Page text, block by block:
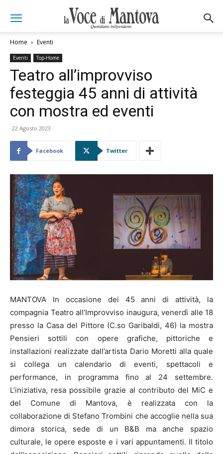
Home Eventi
Eventi Top-Home
Teatro all’improvviso
festeggia 45 anni di attività
con mostra ed eventi
22 Agosto 2023
Facebook Twitter
MANTOVA In occasione dei 45 anni di attività, la
compagnia Teatro all’Improvviso inaugura, venerdì alle 18
presso la Casa del Pittore (C.so Garibaldi, 46) la mostra
Pensieri sottili con opere grafiche, pittoriche e
installazioni realizzate dall’artista Dario Moretti alla quale
si collega un calendario di eventi, spettacoli e
performance, in programma fino al 24 settembre.
L’iniziativa, resa possibile grazie al contributo del MiC e
del Comune di Mantova, è realizzata con la
collaborazione di Stefano Trombini che accoglie nella sua
dimora storica, sede di un B&B ma anche spazio
culturale, le opere esposte e i vari appuntamenti. Il titolo